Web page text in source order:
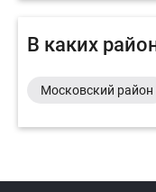
В каких
Московский район